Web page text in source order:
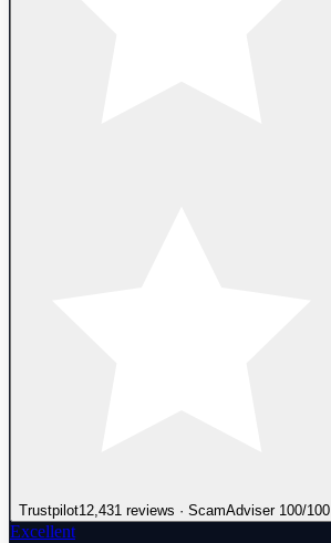
Trustpilot12,431 reviews · ScamAdviser 100/100
Excellent